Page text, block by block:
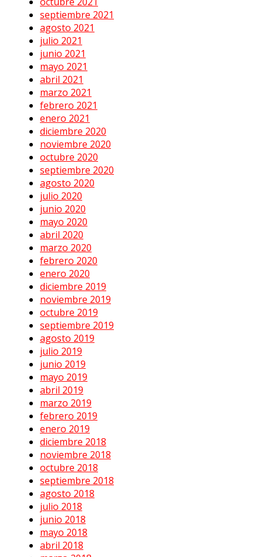
septiembre 2021
agosto 2021
julio 2021
junio 2021
mayo 2021
abril 2021
marzo 2021
febrero 2021
enero 2021
diciembre 2020
noviembre 2020
octubre 2020
septiembre 2020
agosto 2020
julio 2020
junio 2020
mayo 2020
abril 2020
marzo 2020
febrero 2020
enero 2020
diciembre 2019
noviembre 2019
octubre 2019
septiembre 2019
agosto 2019
julio 2019
junio 2019
mayo 2019
abril 2019
marzo 2019
febrero 2019
enero 2019
diciembre 2018
noviembre 2018
octubre 2018
septiembre 2018
agosto 2018
julio 2018
junio 2018
mayo 2018
abril 2018